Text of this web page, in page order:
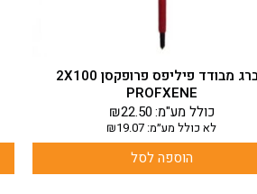
מברג מבודד פיליפס פרופקסן 2X100
PROFXENE
₪22.50כולל מע"מ:
לא כולל מע״מ: ₪19.07
הוספה לסל